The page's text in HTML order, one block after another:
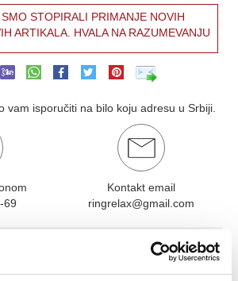
STOPIRALI PRIMANJE NOVIH
ARTIKALA. HVALA NA RAZUMEVANJU
vam isporučiti na bilo koju adresu u Srbiji.
69
Kontakt email
ringrelax@gmail.com
★★★★